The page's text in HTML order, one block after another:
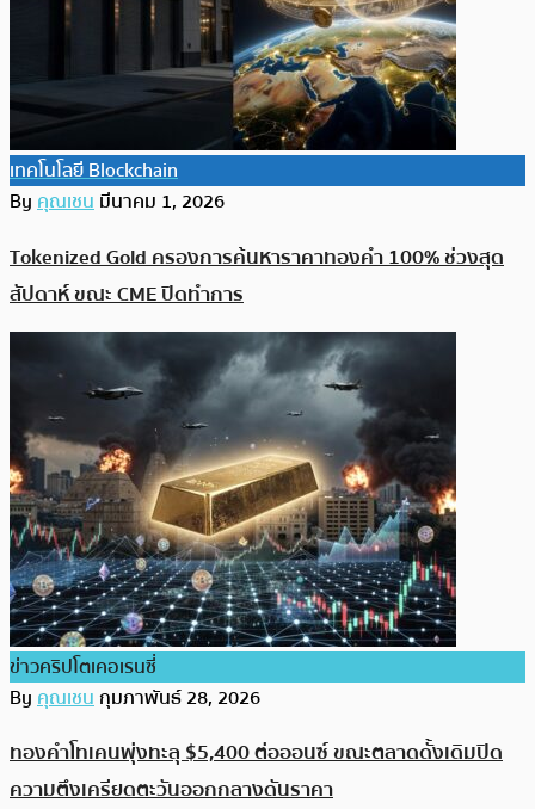
เทคโนโลยี Blockchain
Byคุณเชนมีนาคม 1, 2026
Tokenized Gold ครองการค้นหาราคาทองคำ 100% ช่วงสุด
สัปดาห์ ขณะ CME ปิดทำการ
ข่าวคริปโตเคอเรนซี่
Byคุณเชนกุมภาพันธ์ 28, 2026
ทองคำโทเคนพุ่งทะลุ $5,400 ต่อออนซ์ ขณะตลาดดั้งเดิมปิด
ความตึงเครียดตะวันออกกลางดันราคา